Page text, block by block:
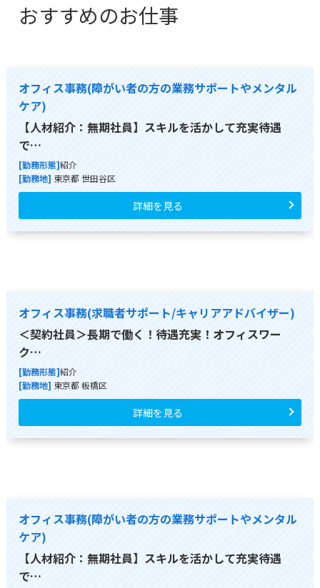
おすすめのお仕事
オフィス事務(障がい者の方の業務サポートやメンタル
ケア)
【人材紹介：無期社員】スキルを活かして充実待遇
で…
[勤務形態]紹介
[勤務地] 東京都 世田谷区
詳細を見る
オフィス事務(求職者サポート/キャリアアドバイザー)
＜契約社員＞長期で働く！待遇充実！オフィスワー
ク…
[勤務形態]紹介
[勤務地] 東京都 板橋区
詳細を見る
オフィス事務(障がい者の方の業務サポートやメンタル
ケア)
【人材紹介：無期社員】スキルを活かして充実待遇
で…